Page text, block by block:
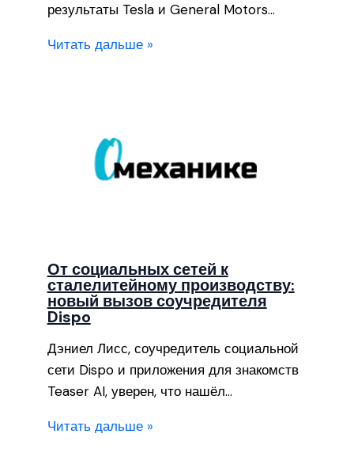
результаты Tesla и General Motors…
Читать дальше »
От социальных сетей к
сталелитейному производству:
новый вызов соучредителя
Dispo
Дэниел Лисс, соучредитель социальной
сети Dispo и приложения для знакомств
Teaser AI, уверен, что нашёл…
Читать дальше »